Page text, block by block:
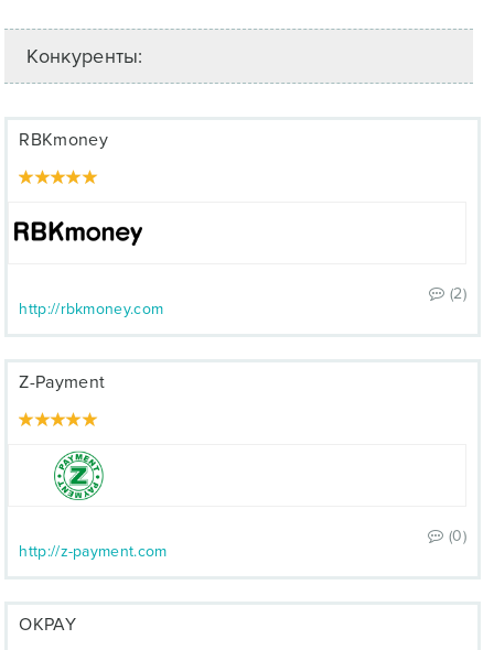
Конкуренты:
RBKmoney
(2)
http://rbkmoney.com
Z-Payment
(0)
http://z-payment.com
OKPAY